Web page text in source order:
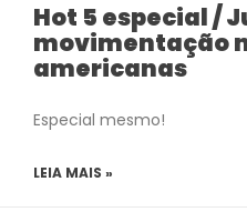
Hot 5 especial /
movimentação
americanas
Especial mesmo!
LEIA MAIS »